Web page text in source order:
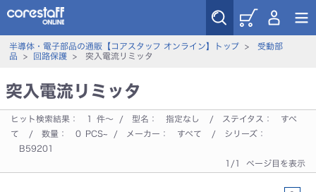
半導体・電子部品の通販【コアスタッフ オンライン】トップ>
受動部
品 > 回路保護> 突入電流リミッタ
突入電流リミッタ
ヒット検索結果： 1 件～ / 型名： 指定なし / ステイタス：
すべ
て
/ 数量： 0 PCS~ / メーカー： すべて
/ シリーズ：
B59201
1/1 ページ目を表示